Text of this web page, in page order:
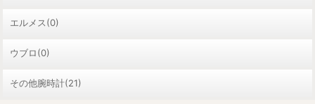
エルメス(0)
ウブロ(0)
その他腕時計(21)